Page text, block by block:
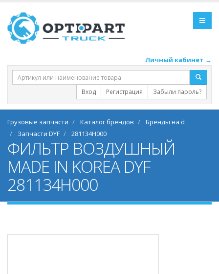
Личный кабинет →
Вход Регистрация Забыли пароль?
Грузовые запчасти Каталог брендов
Бренды на d
Запчасти DYF
281134H000
ФИЛЬТР ВОЗДУШНЫЙ
MADE IN KOREA DYF
281134H000